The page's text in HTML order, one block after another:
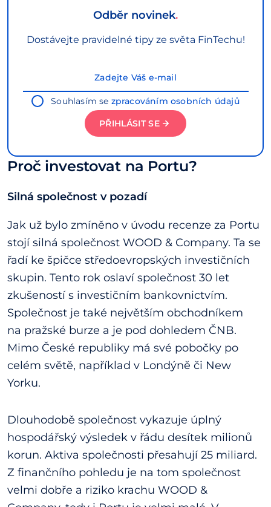
Odběr novinek
Dostávejte pravidelné tipy ze světa FinTechu!
Souhlasím se zpracováním osobních údajů
PŘIHLÁSIT SE
Proč investovat na Portu?
Silná společnost v pozadí
Jak už bylo zmíněno v úvodu recenze za Portu
stojí silná společnost WOOD & Company. Ta se
řadí ke špičce středoevropských investičních
skupin. Tento rok oslaví společnost 30 let
zkušeností s investičním bankovnictvím.
Společnost je také největším obchodníkem
na pražské burze a je pod dohledem ČNB.
Mimo České republiky má své pobočky po
celém světě, například v Londýně či New
Yorku.
Dlouhodobě společnost vykazuje úplný
hospodářský výsledek v řádu desítek milionů
korun. Aktiva společnosti přesahují 25 miliard.
Z finančního pohledu je na tom společnost
velmi dobře a riziko krachu WOOD &